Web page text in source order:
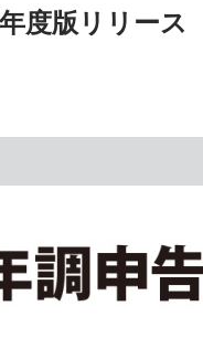
年度版リリー